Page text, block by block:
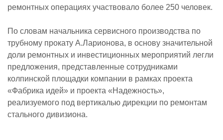
ремонтных операциях участвовало более 250 человек.
По словам начальника сервисного производства по
трубному прокату А.Ларионова, в основу значительной
доли ремонтных и инвестиционных мероприятий легли
предложения, представленные сотрудниками
колпинской площадки компании в рамках проекта
«Фабрика идей» и проекта «Надежность»,
реализуемого под вертикалью дирекции по ремонтам
стального дивизиона.